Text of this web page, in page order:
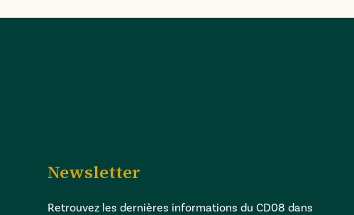
Newsletter
Retrouvez les dernières informations du CD08 dans